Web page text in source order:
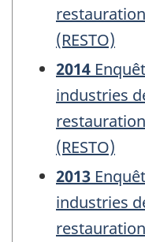
(RESTO)
2014
industries
(RESTO)
2013
industries